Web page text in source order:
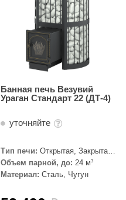
Банная печь Везувий
Ураган Стандарт 22 (ДТ-4)
уточняйте
Тип печи: Открытая, Закрытая,
Сетка
Объем парной, до: 24 м³
Материал: Сталь, Чугун